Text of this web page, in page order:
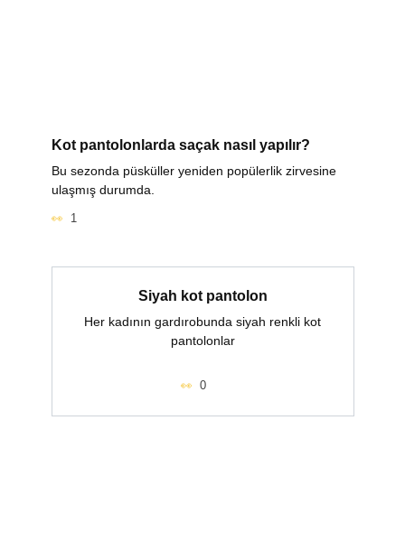
Kot pantolonlarda saçak nasıl yapılır?
Bu sezonda püsküller yeniden popülerlik zirvesine
ulaşmış durumda.
1
Siyah kot pantolon
Her kadının gardırobunda siyah renkli kot
pantolonlar
0